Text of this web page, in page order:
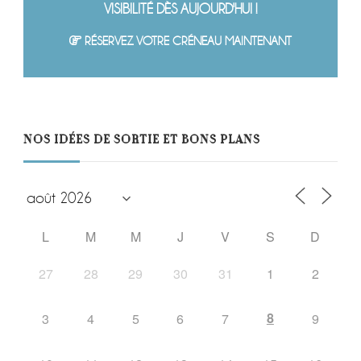
VISIBILITÉ DÈS AUJOURD'HUI !
RÉSERVEZ VOTRE CRÉNEAU MAINTENANT
NOS IDÉES DE SORTIE ET BONS PLANS
L M M J V S
D
27
28 29 30 31 1 2
3 4 5 6 7 8 9